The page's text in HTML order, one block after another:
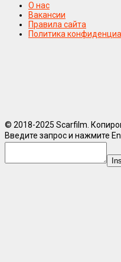
О нас
Вакансии
Правила сайта
Политика
© 2018-2025 Scarfilm.
Введите запрос и нажмите